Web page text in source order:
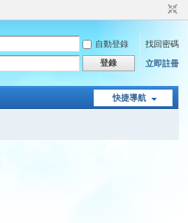
自動登錄
找回密碼
登錄 立即註冊
快捷導航